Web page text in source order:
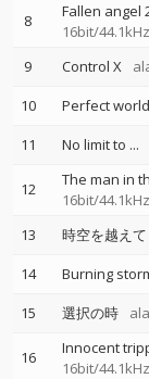
8 Fallen angel
16bit/44.1kHz
9 Control X
10
Perfect world
11
No limit to ...
12 The man in
16bit/44.1kHz
13 時空を越えて
14
Burning
15
選択の時
16 Innocent
16bit/44.1kHz